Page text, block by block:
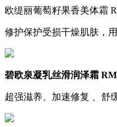
欧缇丽葡萄籽果香美体霜
修护保护受损干燥肌肤，
碧欧泉凝乳丝滑润泽霜
超强滋养、加速修复 、舒